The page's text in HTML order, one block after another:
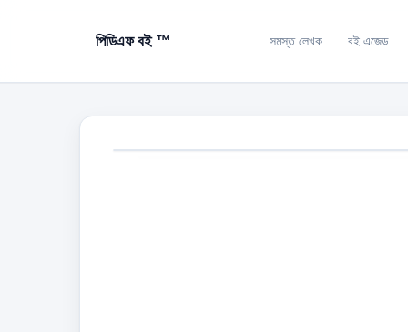
পিডিএফ বই ™ সমস্ত লেখক বই এজেড